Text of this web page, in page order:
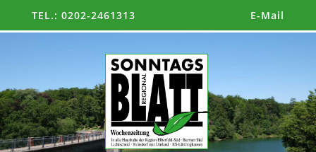
TEL.: 0202-2461313 E-Mail